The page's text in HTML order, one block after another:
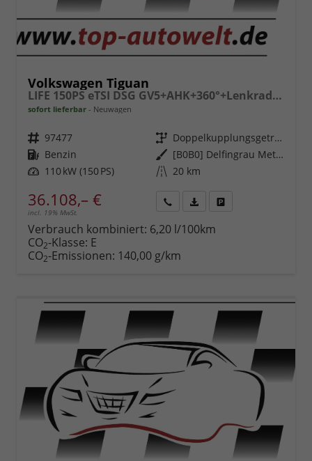
Volkswagen Tiguan
LIFE 150PS eTSI DSG GV5+AHK+360°+Lenkradheiz+IQ.Drive+ACC+App+eHeck+LED
sofort lieferbar Neuwagen
Fahrzeugnr. 97477 Getriebe
Doppelkupplungsgetriebe (DSG)
Kraftstoff Benzin Außenfarbe
[B0B0] Delfingrau Metallic
Leistung 110 kW (150 PS) Kilometerstand 20 km
36.108,– €
incl. 19% MwSt.
anfordern
Datei,
Verbrauch kombiniert: 6,20 l/100km
CO2-Klasse: E
CO2-Emissionen: 140,00 g/km